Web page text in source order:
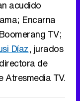
acudido
Encarna
TV;
Díaz, jurados
de
Atresmedia TV.